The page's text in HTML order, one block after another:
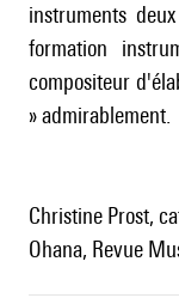
instruments
formation
compositeur
» admirablement.
Christine Prost,
Ohana, Revue